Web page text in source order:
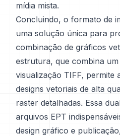
mídia mista.
Concluindo, o formato de
uma solução única para
combinação de gráficos
estrutura, que combina
visualização TIFF, permite
designs vetoriais de alta
raster detalhadas. Essa
arquivos EPT
design gráfico e